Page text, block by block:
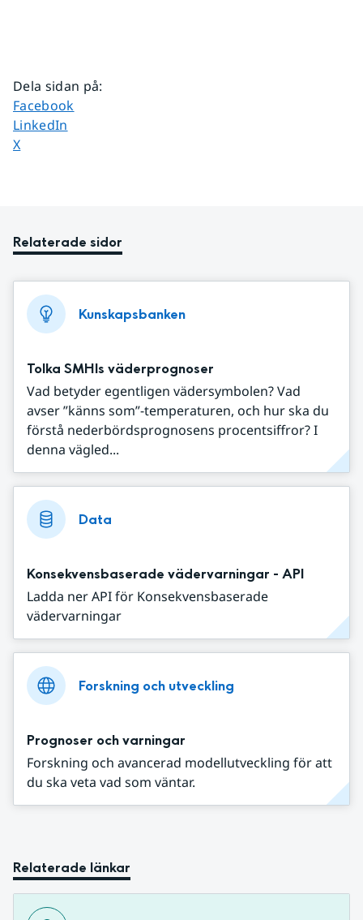
Dela sidan på:
Dela sidan på
Facebook
Dela sidan på
LinkedIn
Dela sidan på
X
Relaterade sidor
Kunskapsbanken
Tolka SMHIs väderprognoser
Vad betyder egentligen vädersymbolen? Vad
avser ”känns som”-temperaturen, och hur ska du
förstå nederbördsprognosens procentsiffror? I
denna vägled...
Data
Konsekvensbaserade vädervarningar - API
Ladda ner API för Konsekvensbaserade
vädervarningar
Forskning och utveckling
Prognoser och varningar
Forskning och avancerad modellutveckling för att
du ska veta vad som väntar.
Relaterade länkar